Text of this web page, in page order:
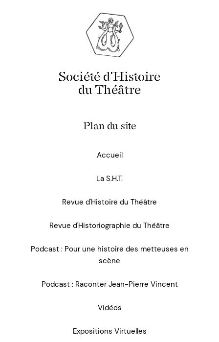
Société d'Histoire
du Théâtre
Plan du site
Accueil
La S.H.T.
Revue d'Histoire du Théâtre
Revue d'Historiographie du Théâtre
Podcast : Pour une histoire des metteuses en
scène
Podcast : Raconter Jean-Pierre Vincent
Vidéos
Expositions Virtuelles